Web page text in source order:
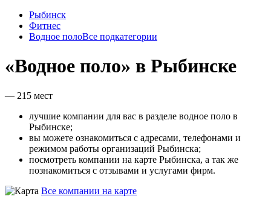
Рыбинск
Фитнес
Водное полоВсе подкатегории
«Водное поло» в Рыбинске
— 215 мест
лучшие компании для вас в разделе водное поло в
Рыбинске;
вы можете ознакомиться с адресами, телефонами и
режимом работы организаций Рыбинска;
посмотреть компании на карте Рыбинска, а так же
познакомиться с отзывами и услугами фирм.
Все компании на карте